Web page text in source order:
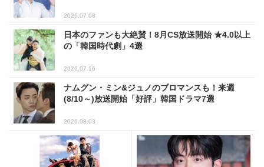
2026.07.08
日本のファンも大絶賛！8月CS放送開始 ★4.0以上
の「韓国時代劇」4選
2026.07.16
ナムグン・ミン&ジュノのブロマンスも！来週
(8/10～)放送開始「好評」韓国ドラマ7選
2026.08.03